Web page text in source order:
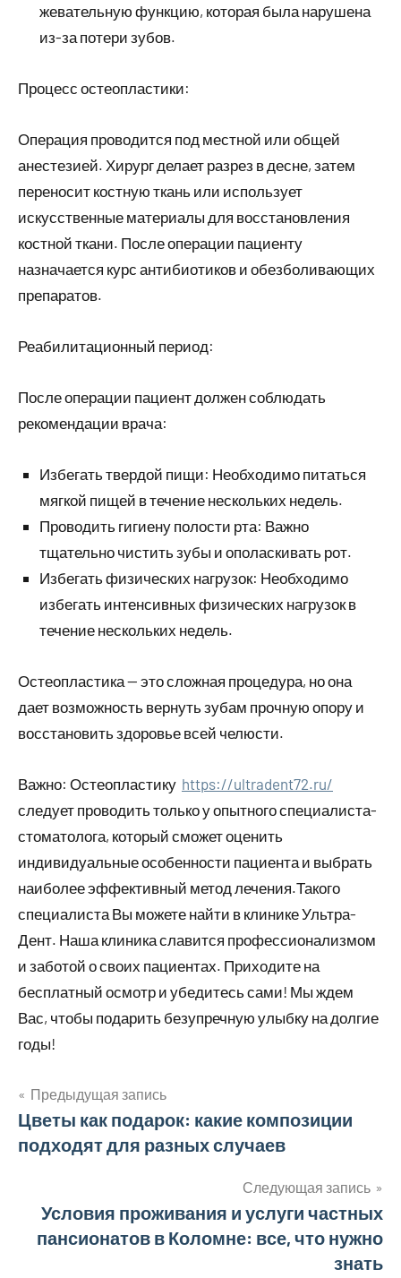
жевательную функцию, которая была нарушена
из-за потери зубов.
Процесс остеопластики:
Операция проводится под местной или общей
анестезией. Хирург делает разрез в десне, затем
переносит костную ткань или использует
искусственные материалы для восстановления
костной ткани. После операции пациенту
назначается курс антибиотиков и обезболивающих
препаратов.
Реабилитационный период:
После операции пациент должен соблюдать
рекомендации врача:
Избегать твердой пищи: Необходимо питаться
мягкой пищей в течение нескольких недель.
Проводить гигиену полости рта: Важно
тщательно чистить зубы и ополаскивать рот.
Избегать физических нагрузок: Необходимо
избегать интенсивных физических нагрузок в
течение нескольких недель.
Остеопластика — это сложная процедура, но она
дает возможность вернуть зубам прочную опору и
восстановить здоровье всей челюсти.
Важно: Остеопластику https://ultradent72.ru/
следует проводить только у опытного специалиста-
стоматолога, который сможет оценить
индивидуальные особенности пациента и выбрать
наиболее эффективный метод лечения.Такого
специалиста Вы можете найти в клинике Ультра-
Дент. Наша клиника славится профессионализмом
и заботой о своих пациентах. Приходите на
бесплатный осмотр и убедитесь сами! Мы ждем
Вас, чтобы подарить безупречную улыбку на долгие
годы!
Навигация
по
Предыдущая запись
Цветы как подарок: какие композиции
подходят для разных случаев
Следующая запись
Условия проживания и услуги частных
пансионатов в Коломне: все, что нужно
знать